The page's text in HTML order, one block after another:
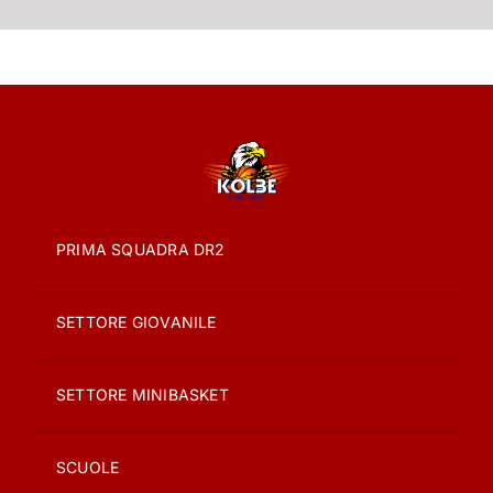
PRIMA SQUADRA DR2
SETTORE GIOVANILE
SETTORE MINIBASKET
SCUOLE